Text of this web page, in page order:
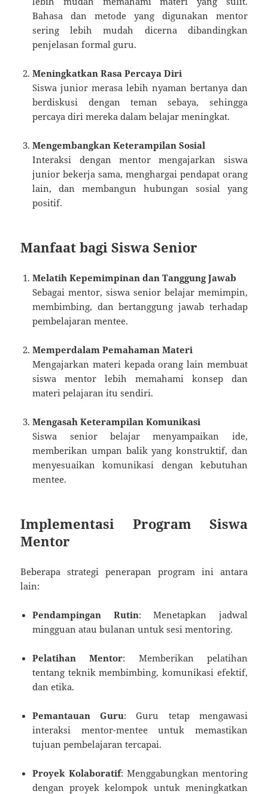
Bahasa dan metode yang digunakan mentor
sering lebih mudah dicerna dibandingkan
penjelasan formal guru.
Meningkatkan Rasa Percaya Diri
Siswa junior merasa lebih nyaman bertanya dan
berdiskusi dengan teman sebaya, sehingga
percaya diri mereka dalam belajar meningkat.
Mengembangkan Keterampilan Sosial
Interaksi dengan mentor mengajarkan siswa
junior bekerja sama, menghargai pendapat orang
lain, dan membangun hubungan sosial yang
positif.
Manfaat bagi Siswa Senior
Melatih Kepemimpinan dan Tanggung Jawab
Sebagai mentor, siswa senior belajar memimpin,
membimbing, dan bertanggung jawab terhadap
pembelajaran mentee.
Memperdalam Pemahaman Materi
Mengajarkan materi kepada orang lain membuat
siswa mentor lebih memahami konsep dan
materi pelajaran itu sendiri.
Mengasah Keterampilan Komunikasi
Siswa senior belajar menyampaikan ide,
memberikan umpan balik yang konstruktif, dan
menyesuaikan komunikasi dengan kebutuhan
mentee.
Implementasi Program Siswa
Mentor
Beberapa strategi penerapan program ini antara
lain:
Pendampingan Rutin: Menetapkan jadwal
mingguan atau bulanan untuk sesi mentoring.
Pelatihan Mentor: Memberikan pelatihan
tentang teknik membimbing, komunikasi efektif,
dan etika.
Pemantauan Guru: Guru tetap mengawasi
interaksi mentor-mentee untuk memastikan
tujuan pembelajaran tercapai.
Proyek Kolaboratif: Menggabungkan mentoring
dengan proyek kelompok untuk meningkatkan